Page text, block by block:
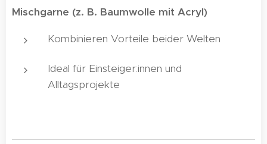
Mischgarne (z. B. Baumwolle mit Acryl)
Kombinieren Vorteile beider Welten
Ideal für Einsteiger:innen und
Alltagsprojekte